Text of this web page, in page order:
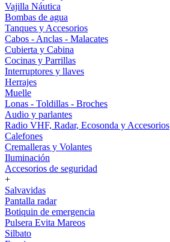
Vajilla Náutica
Bombas de agua
Tanques y Accesorios
Cabos - Anclas - Malacates
Cubierta y Cabina
Cocinas y Parrillas
Interruptores y llaves
Herrajes
Muelle
Lonas - Toldillas - Broches
Audio y parlantes
Radio VHF, Radar, Ecosonda y Accesorios
Calefones
Cremalleras y Volantes
Iluminación
Accesorios de seguridad
+
Salvavidas
Pantalla radar
Botiquin de emergencia
Pulsera Evita Mareos
Silbato